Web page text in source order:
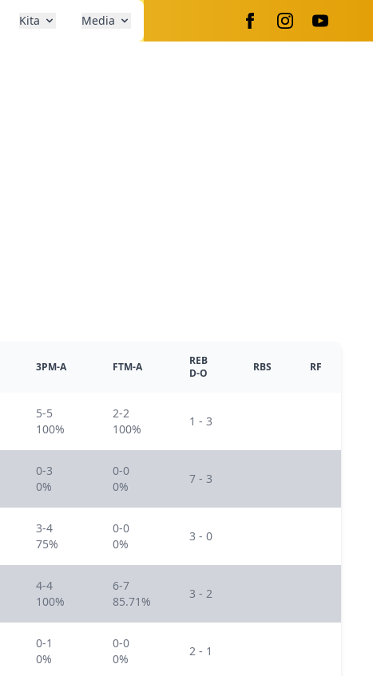
Kita Media
3PM-A FTM-A
REB
D-O
RBS RF
5-5
100%
2-2
100%
1 - 3
0-3
0%
0-0
0%
7 - 3
3-4
75%
0-0
0%
3 - 0
4-4
100%
6-7
85.71%
3 - 2
0-1
0%
0-0
0%
2 - 1